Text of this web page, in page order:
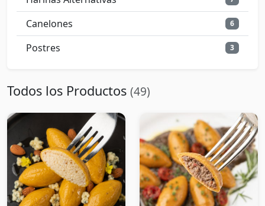
Canelones 6
Postres 3
Todos los Productos (49)